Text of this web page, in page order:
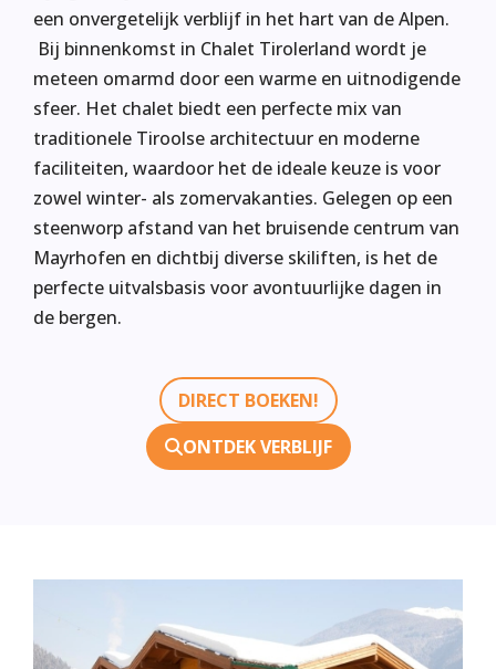
een onvergetelijk verblijf in het hart van de Alpen.
Bij binnenkomst in Chalet Tirolerland wordt je
meteen omarmd door een warme en uitnodigende
sfeer. Het chalet biedt een perfecte mix van
traditionele Tiroolse architectuur en moderne
faciliteiten, waardoor het de ideale keuze is voor
zowel winter- als zomervakanties. Gelegen op een
steenworp afstand van het bruisende centrum van
Mayrhofen en dichtbij diverse skiliften, is het de
perfecte uitvalsbasis voor avontuurlijke dagen in
de bergen.
DIRECT BOEKEN!
ONTDEK VERBLIJF